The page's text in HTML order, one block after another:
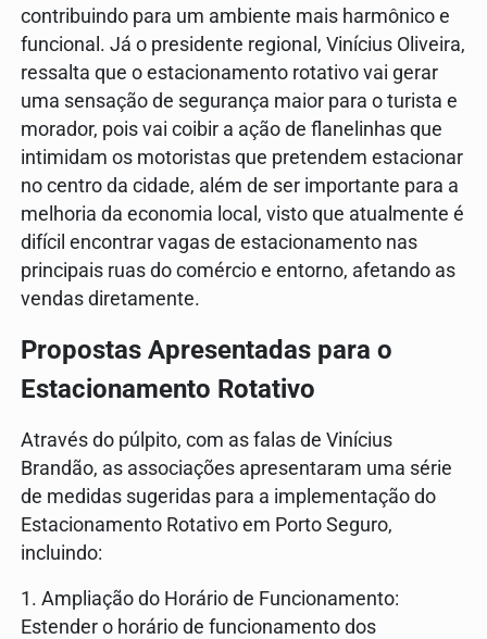
contribuindo para um ambiente mais harmônico e
funcional. Já o presidente regional, Vinícius Oliveira,
ressalta que o estacionamento rotativo vai gerar
uma sensação de segurança maior para o turista e
morador, pois vai coibir a ação de flanelinhas que
intimidam os motoristas que pretendem estacionar
no centro da cidade, além de ser importante para a
melhoria da economia local, visto que atualmente é
difícil encontrar vagas de estacionamento nas
principais ruas do comércio e entorno, afetando as
vendas diretamente.
Propostas Apresentadas para o
Estacionamento Rotativo
Através do púlpito, com as falas de Vinícius
Brandão, as associações apresentaram uma série
de medidas sugeridas para a implementação do
Estacionamento Rotativo em Porto Seguro,
incluindo:
1. Ampliação do Horário de Funcionamento:
Estender o horário de funcionamento dos